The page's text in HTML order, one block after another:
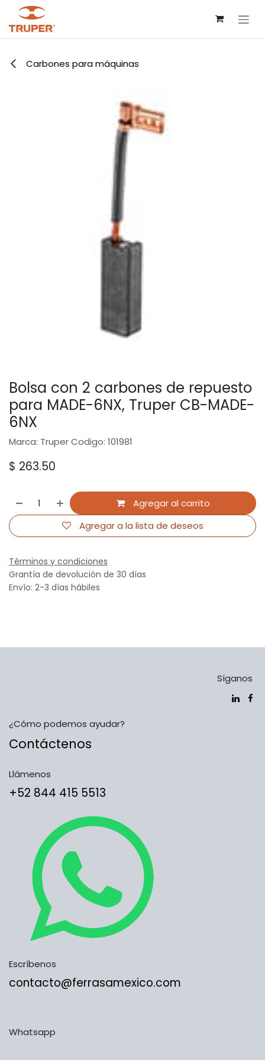
Ir al contenido
Carbones para máquinas
Bolsa con 2 carbones de repuesto
para MADE-6NX, Truper CB-MADE-
6NX
Marca: Truper Codigo: 101981
$ 263.50
Agregar al carrito
Agregar a la lista de deseos
Términos y condiciones
Grantía de devolución de 30 días
Envío: 2-3 días hábiles
Síganos
¿Cómo podemos ayudar?
Contáctenos
Llámenos
​​​​​​​​​​​​+5​2​ ​8​4​4​ ​4​1​5​ 5​5​1​3​​​​​​​​​​​​​​
Escríbenos
contacto@ferrasamexico.com
Whatsapp